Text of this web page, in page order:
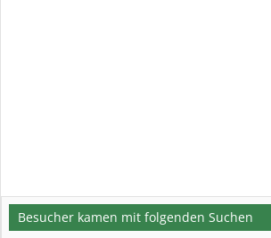
Besucher kamen mit folgenden Suchen